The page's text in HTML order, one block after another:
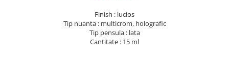
Finish : lucios
Tip nuanta : multicrom, holografic
Tip pensula : lata
Cantitate : 15 ml